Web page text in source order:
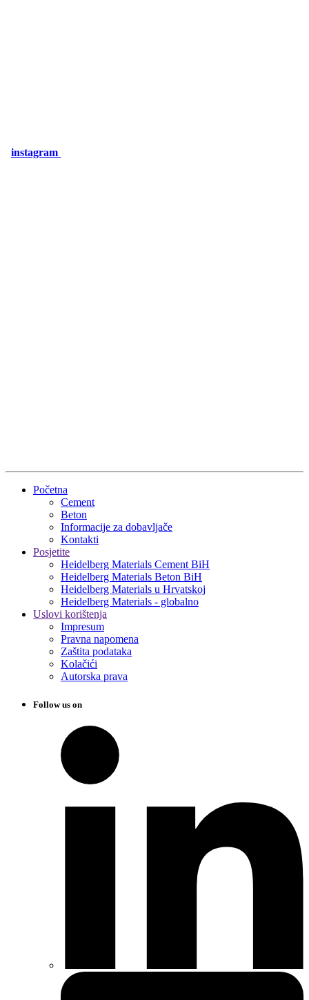
instagram
Početna
Cement
Beton
Informacije za dobavljače
Kontakti
Posjetite
Heidelberg Materials Cement BiH
Heidelberg Materials Beton BiH
Heidelberg Materials u Hrvatskoj
Heidelberg Materials - globalno
Uslovi korištenja
Impresum
Pravna napomena
Zaštita podataka
Kolačići
Autorska prava
Follow us on